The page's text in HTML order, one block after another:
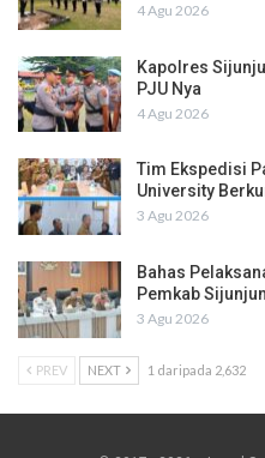
4 Agu 2026
Kapolres
PJU Nya
4 Agu 2026
Tim Ekspedisi
University
3 Agu 2026
Bahas
Pemkab
3 Agu 2026
PREV NEXT 1 daripada 2,632